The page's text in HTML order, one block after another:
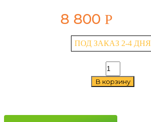
8 800 Р
ПОД ЗАКАЗ 2-4 ДНЯ
Количество
товара
Fortune
R18
В корзину